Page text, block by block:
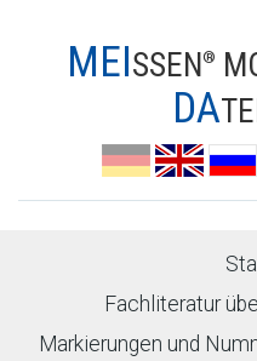
MEISSEN®
DA
Fachliteratur
Markierungen und